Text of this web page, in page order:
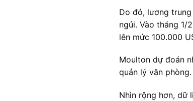
Do đó, lương
ngủi. Vào tháng 1/
lên mức 100.000
Moulton dự đoán
quản lý văn phòng.
Nhìn rộng hơn, dữ